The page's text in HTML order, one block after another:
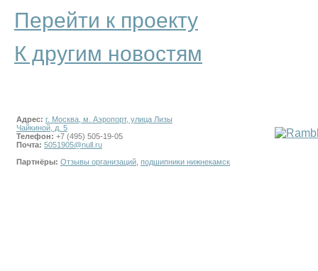
Перейти к проекту
К другим новостям
Адрес: г. Москва, м. Аэропорт, улица Лизы
Чайкиной, д. 5
Телефон: +7 (495) 505-19-05
Почта: 5051905@null.ru
Партнёры: Отзывы организаций подшипники нижнекамск